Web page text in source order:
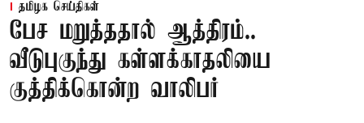
தமிழக செய்திகள்
பேச மறுத்ததால் ஆத்திரம்..
வீடுபுகுந்து கள்ளக்காதலியை
குத்திக்கொன்ற வாலிபர்